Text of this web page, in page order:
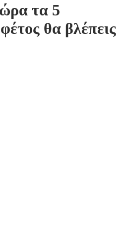
τα 5
θα βλέπεις